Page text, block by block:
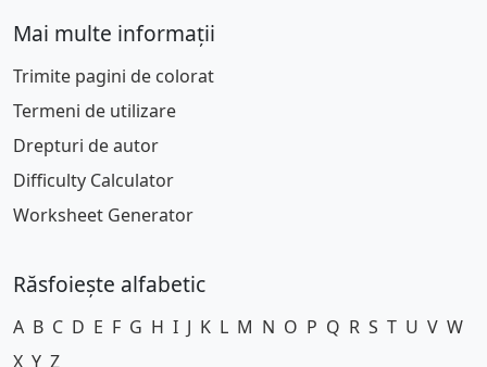
Mai multe informații
Trimite pagini de colorat
Termeni de utilizare
Drepturi de autor
Difficulty Calculator
Worksheet Generator
Răsfoiește alfabetic
A B C D E F G H I J K L M N O P Q R S T U V W
X Y Z